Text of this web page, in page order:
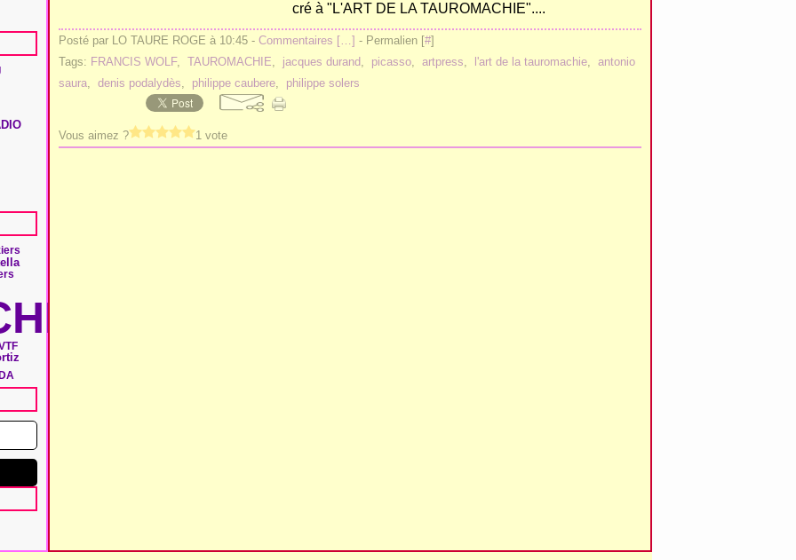
cré à "L'ART DE LA TAUROMACHIE"....
Posté par LO TAURE ROGE à 10:45 - Commentaires […] - Permalien [#]
Tags: FRANCIS WOLF, TAUROMACHIE, jacques durand, picasso, artpress, l'art de la tauromachie, antonio
saura, denis podalydès, philippe caubere, philippe solers
Vous aimez ? 1 vote